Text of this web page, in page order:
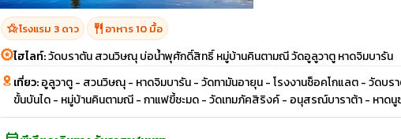
hotel_classโรงแรม 3 ดาว restaurant อาหาร 10 มื้อ
ไฮไลท์:วัดบราตัน สวนวิษณุ บ่อน้ำพุศักดิ์สิทธิ์ หมู่บ้านคินตามณี วัดอูลูวาตู หาดจิมบารัน
เที่ยว:อูลูวาตู - สวนวิษณุ - หาดจิมบารัน - วัดทามันอายุน - โรงงานช็อคโกแลต - วัดบร
ขั้นบันได - หมู่บ้านคินตามณี - กาแฟขี้ชะมด - วัดเทมภัคสิริงค์ - อนุสรณ์บาราต้า - หาดนู